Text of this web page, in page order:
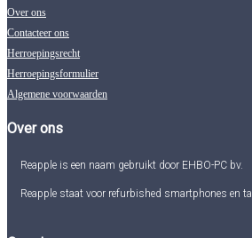
Over ons
Contacteer ons
Herroepingsrecht
Herroepingsformulier
Algemene voorwaarden
Over ons
Reapple is een naam gebruikt door EHBO-PC bv.
Reapple staat voor refurbished smartphones en